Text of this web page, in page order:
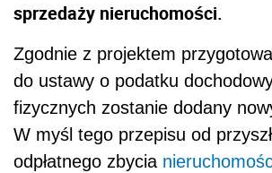
sprzedaży nieruchomości.
Zgodnie z projektem
do ustawy o podatku
fizycznych zostanie dodany
W myśl tego przepisu od
odpłatnego zbycia